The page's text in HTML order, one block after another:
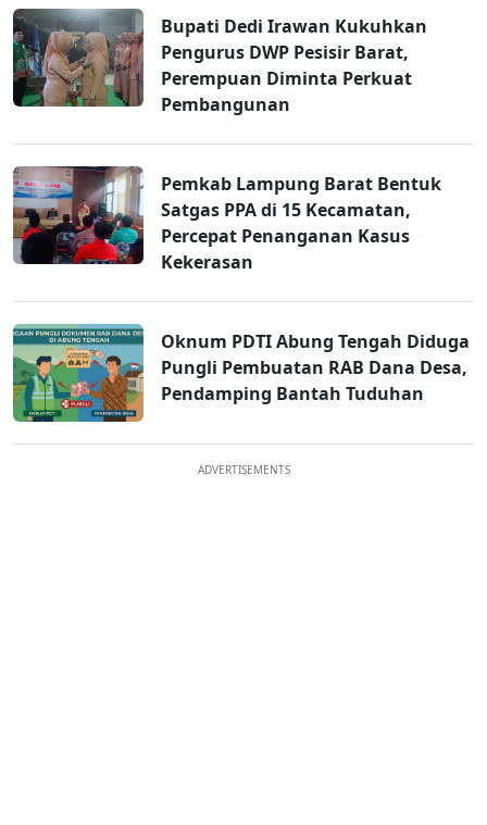
Bupati Dedi Irawan Kukuhkan
Pengurus DWP Pesisir Barat,
Perempuan Diminta Perkuat
Pembangunan
Pemkab Lampung Barat Bentuk
Satgas PPA di 15 Kecamatan,
Percepat Penanganan Kasus
Kekerasan
Oknum PDTI Abung Tengah Diduga
Pungli Pembuatan RAB Dana Desa,
Pendamping Bantah Tuduhan
ADVERTISEMENTS